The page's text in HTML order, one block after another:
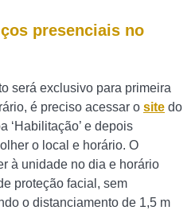
presenciais no
será exclusivo para primeira
é preciso acessar o site do
‘Habilitação’ e depois
o local e horário. O
à unidade no dia e horário
proteção facial, sem
o distanciamento de 1,5 m